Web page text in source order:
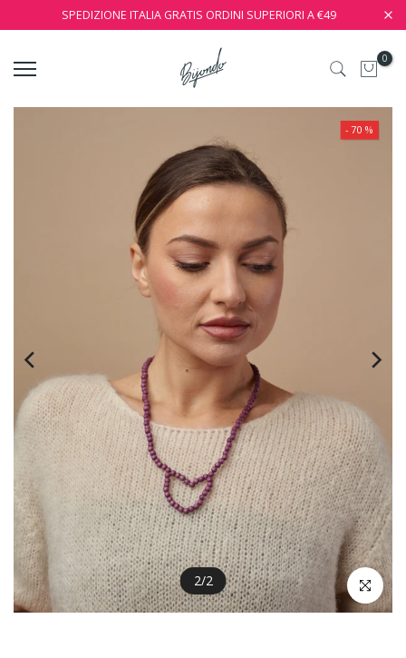
SPEDIZIONE ITALIA GRATIS ORDINI SUPERIORI A €49
0
2/2
- 70 %
clicca per